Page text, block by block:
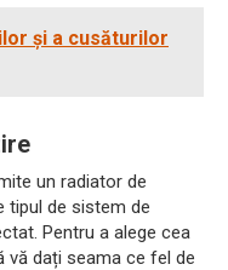
și a cusăturilor
un radiator de
tipul de sistem de
Pentru a alege cea
vă dați seama ce fel de